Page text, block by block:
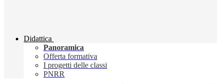
Didattica
Panoramica
Offerta formativa
I progetti delle classi
PNRR